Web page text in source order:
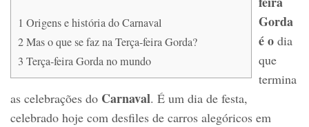
1 Origens e história do Carnaval
2Mas o que se faz na Terça-feira Gorda?
3 Terça-feira Gorda no mundo
Gorda
é o dia
que
termina
as celebrações do Carnaval. É um dia de festa,
celebrado hoje com desfiles de carros alegóricos em